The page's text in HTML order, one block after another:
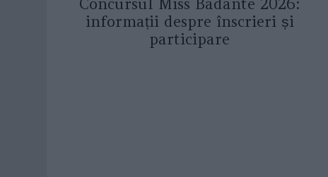
Concursul Miss Badante 2026:
informații despre înscrieri și
participare